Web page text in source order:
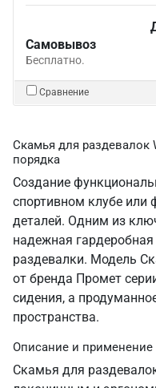
Самовывоз
Бесплатно.
Сравнение
Скамья для раздевалок
порядка
Создание
спортивном клубе или
деталей. Одним из
надежная
раздевалки. Модель
от бренда Промет
сидения, а
пространства.
Описание и применение
Скамья для